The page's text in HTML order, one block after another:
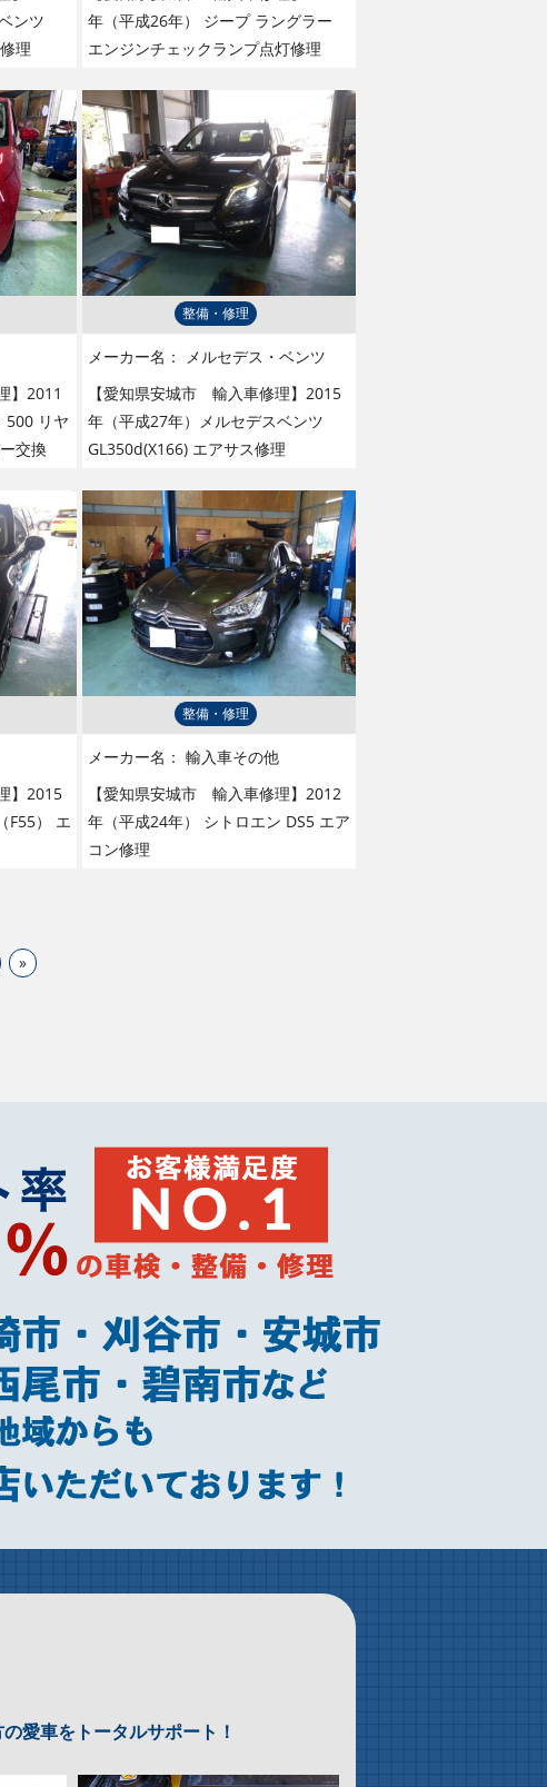
ンツ
理
年（平成26年） ジープ ラングラー
エンジンチェックランプ点灯修理
】2011
500 リヤ
交換
整備・修理
メーカー名：
メルセデス・ベンツ
【愛知県安城市 輸入車修理】2015
年（平成27年）メルセデスベンツ
GL350d(X166) エアサス修理
】2015
F55） エ
整備・修理
メーカー名： 輸入車その他
【愛知県安城市 輸入車修理】2012
年（平成24年） シトロエン DS5 エア
コン修理
»
愛車をトータルサポート！